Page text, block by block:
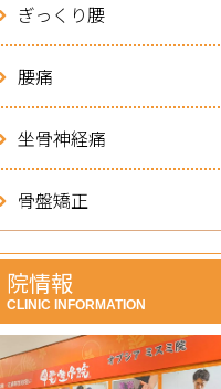
ぎっくり腰
腰痛
坐骨神経痛
骨盤矯正
院情報
CLINIC INFORMATION